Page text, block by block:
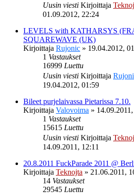
Uusin viesti Kirjoittaja
01.09.2012, 22:24
LEVELS with KATHARSYS
SQUAREWAVE (UK)
Kirjoittaja Rujonic » 19.04.2012,
1 Vastaukset
16999 Luettu
Uusin viesti Kirjoittaja
19.04.2012, 01:59
Bileet purjelaivassa Pietarissa 7.10.
Kirjoittaja Valovoima »
1 Vastaukset
15615 Luettu
Uusin viesti Kirjoittaja
14.09.2011, 12:11
20.8.2011 FuckParade 2011 @
Kirjoittaja Teknojta » 21.06.2011,
14 Vastaukset
29545 Luettu